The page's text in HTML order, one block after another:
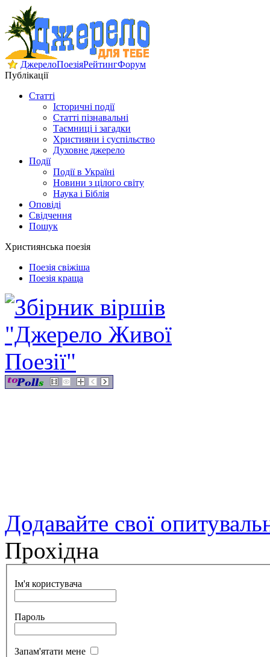
ДжерелоПоезіяРейтингФорум
Публікації
Статті
Історичні події
Статті пізнавальні
Таємниці і загадки
Християни і суспільство
Духовне джерело
Події
Події в Україні
Новини з цілого світу
Наука і Біблія
Оповіді
Свідчення
Пошук
Християнська поезія
Поезія свіжіша
Поезія краща
Додавайте свої
Прохідна
Ім'я користувача
Пароль
Запам'ятати мене